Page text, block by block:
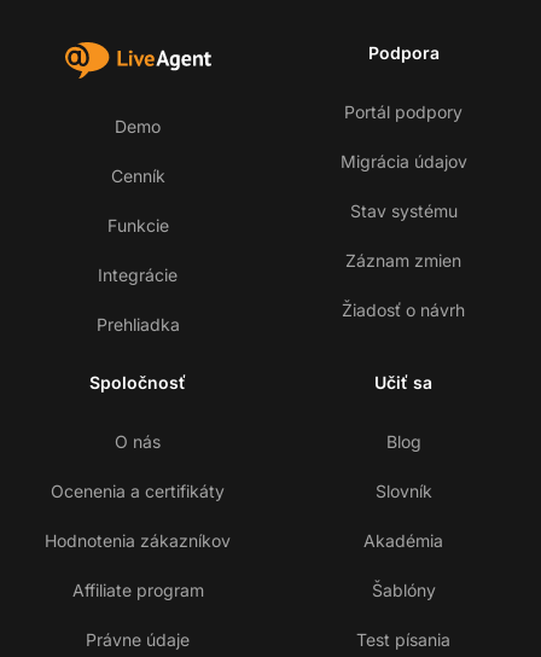
Demo
Cenník
Funkcie
Integrácie
Prehliadka
Podpora
Portál podpory
Migrácia údajov
Stav systému
Záznam zmien
Žiadosť o návrh
Spoločnosť
O nás
Ocenenia a certifikáty
Hodnotenia zákazníkov
Affiliate program
Právne údaje
Učiť sa
Blog
Slovník
Akadémia
Šablóny
Test písania